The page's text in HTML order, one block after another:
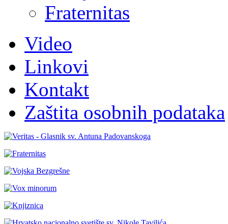
Fraternitas
Video
Linkovi
Kontakt
Zaštita osobnih podataka